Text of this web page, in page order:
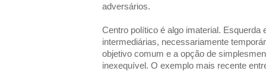
adversários.
Centro político é algo imaterial. Esquerda
intermediárias, necessariamente
objetivo comum e a opção de
inexequível. O exemplo mais recente